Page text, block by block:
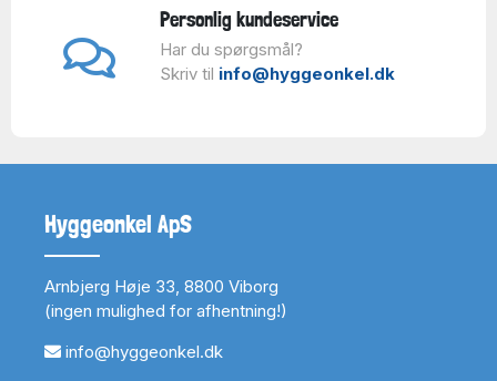
Personlig kundeservice
Har du spørgsmål?
Skriv til info@hyggeonkel.dk
Hyggeonkel ApS
Arnbjerg Høje 33, 8800 Viborg
(ingen mulighed for afhentning!)
info@hyggeonkel.dk